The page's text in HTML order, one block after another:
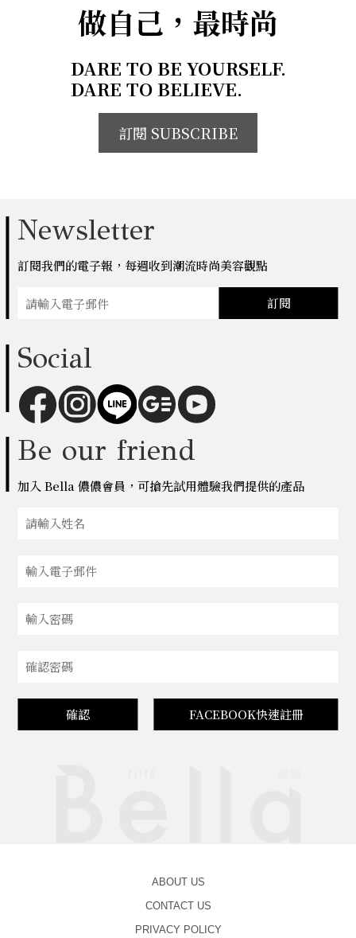
做自己，最時尚
DARE TO BE YOURSELF.
DARE TO BELIEVE.
訂閱 SUBSCRIBE
Newsletter
訂閱我們的電子報，每週收到潮流時尚美容觀點
訂閱
Social
Be our friend
加入 Bella 儂儂會員，可搶先試用體驗我們提供的產品
確認 FACEBOOK快速註冊
ABOUT US
CONTACT US
PRIVACY POLICY